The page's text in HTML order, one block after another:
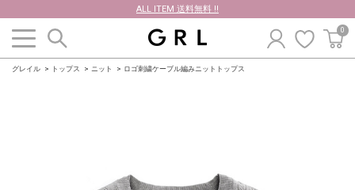
ALL ITEM 送料無料 !!
0
グレイル トップス ニット ロゴ刺繍ケーブル編みニットトップス